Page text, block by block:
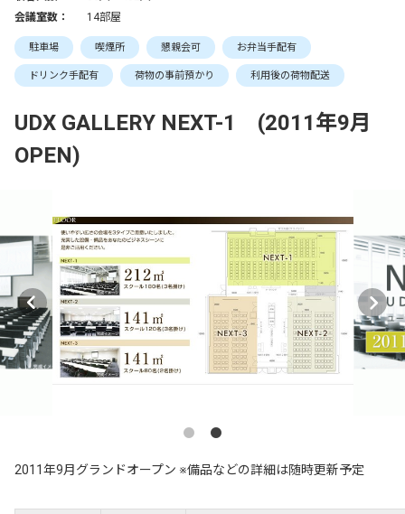
会議室数：
14部屋
駐車場 喫煙所 懇親会可 お弁当手配有
ドリンク手配有 荷物の事前預かり 利用後の荷物配送
UDX GALLERY NEXT-1 (2011年9月
OPEN)
2011年9月グランドオープン ※備品などの詳細は随時更新予定